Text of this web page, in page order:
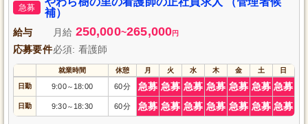
チームで協力しながら、専門知識を深め、地域の皆様に貢献する充実感を得
られるお仕事です。あなたの力を地域の高齢者支援に役立ててみませんか？
急募
補）
給与 月給 250,000~265,000円
応募要件必須: 看護師
就業時間 休憩 月 火 水 木 金 土 日
日勤 9:00～ 18:00 60分 急募 急募 急募 急募 急募 急募 急募
日勤 9:30～ 18:30 60分 急募 急募 急募 急募 急募 急募 急募